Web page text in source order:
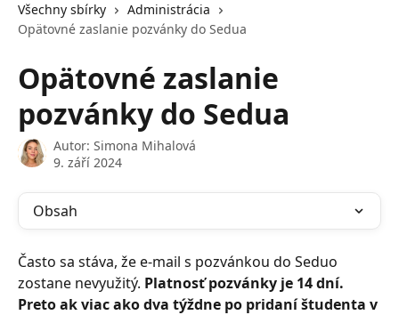
Všechny sbírky
Administrácia
Opätovné zaslanie pozvánky do Sedua
Opätovné zaslanie
pozvánky do Sedua
Autor: Simona Mihalová
9. září 2024
Obsah
Často sa stáva, že e-mail s pozvánkou do Seduo
zostane nevyužitý. Platnosť pozvánky je 14 dní.
Preto ak viac ako dva týždne po pridaní študenta v